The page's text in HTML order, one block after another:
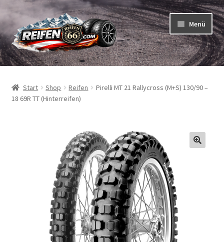
Zur
Navigation
springen
Zum
Inhalt
springen
Menü
Reifen
Schläuche
Reifentests
Start Shop Reifen
Pirelli MT 21 Rallycross (M+S) 130/90 –
18 69R TT (Hinterreifen)